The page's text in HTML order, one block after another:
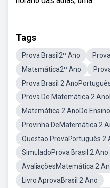
Tags
Prova Brasil2º Ano
Matemática2º Ano
Prova Brasil 2 AnoPortuguês
Prova De Matemática 2
Matemática 2 AnoDo
Provinha DeMatemática 2
Questao ProvaPortuguês 2
SimuladoProva Brasil 2 Ano
AvaliaçõesMatemática 2
Livro AprovaBrasil 2 Ano